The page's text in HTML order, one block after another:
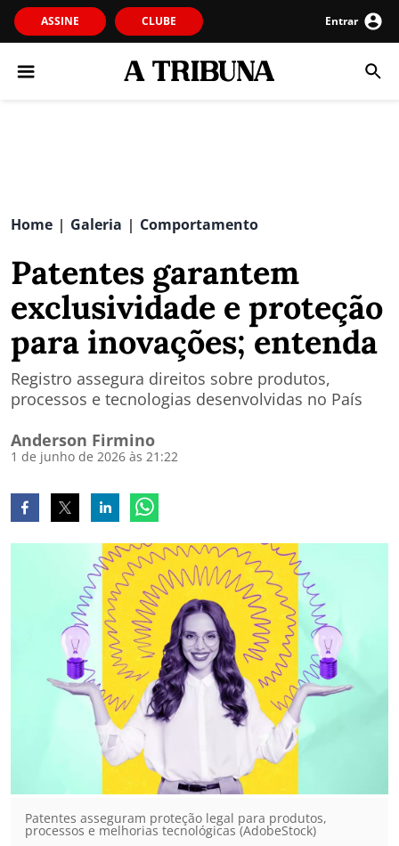
ASSINE CLUBE Entrar
Home | Galeria | Comportamento
Patentes garantem
exclusividade e proteção
para inovações; entenda
Registro assegura direitos sobre produtos,
processos e tecnologias desenvolvidas no País
Anderson Firmino
1 de junho de 2026 às 21:22
Patentes asseguram proteção legal para produtos,
processos e melhorias tecnológicas (AdobeStock)